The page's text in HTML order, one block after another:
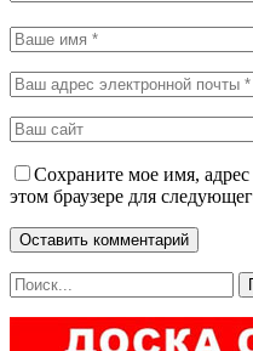
Сохраните мое имя,
этом браузере для